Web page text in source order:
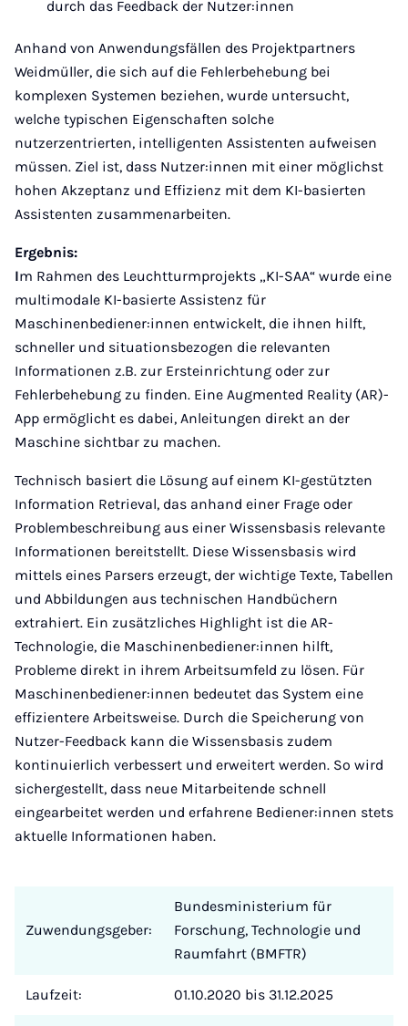
durch das Feedback der Nutzer:innen
Anhand von Anwendungsfällen des Projektpartners
Weidmüller, die sich auf die Fehlerbehebung bei
komplexen Systemen beziehen, wurde untersucht,
welche typischen Eigenschaften solche
nutzerzentrierten, intelligenten Assistenten aufweisen
müssen. Ziel ist, dass Nutzer:innen mit einer möglichst
hohen Akzeptanz und Effizienz mit dem KI-basierten
Assistenten zusammenarbeiten.
Ergebnis:
Im Rahmen des Leuchtturmprojekts „KI-SAA“ wurde eine
multimodale KI-basierte Assistenz für
Maschinenbediener:innen entwickelt, die ihnen hilft,
schneller und situationsbezogen die relevanten
Informationen z.B. zur Ersteinrichtung oder zur
Fehlerbehebung zu finden. Eine Augmented Reality (AR)-
App ermöglicht es dabei, Anleitungen direkt an der
Maschine sichtbar zu machen.
Technisch basiert die Lösung auf einem KI-gestützten
Information Retrieval, das anhand einer Frage oder
Problembeschreibung aus einer Wissensbasis relevante
Informationen bereitstellt. Diese Wissensbasis wird
mittels eines Parsers erzeugt, der wichtige Texte, Tabellen
und Abbildungen aus technischen Handbüchern
extrahiert. Ein zusätzliches Highlight ist die AR-
Technologie, die Maschinenbediener:innen hilft,
Probleme direkt in ihrem Arbeitsumfeld zu lösen. Für
Maschinenbediener:innen bedeutet das System eine
effizientere Arbeitsweise. Durch die Speicherung von
Nutzer-Feedback kann die Wissensbasis zudem
kontinuierlich verbessert und erweitert werden. So wird
sichergestellt, dass neue Mitarbeitende schnell
eingearbeitet werden und erfahrene Bediener:innen stets
aktuelle Informationen haben.
Zuwendungsgeber:
Bundesministerium für
Forschung, Technologie und
Raumfahrt (BMFTR)
Laufzeit: 01.10.2020 bis 31.12.2025